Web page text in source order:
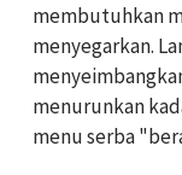
membutuhkan
menyegarkan.
menurunkan
menu serba